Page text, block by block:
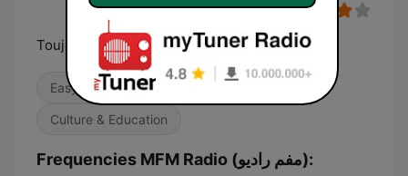
Toujours au sommet ديما فالقمة
Easy Listening
Culture & Education
Frequencies MFM Radio (مفم راديو):